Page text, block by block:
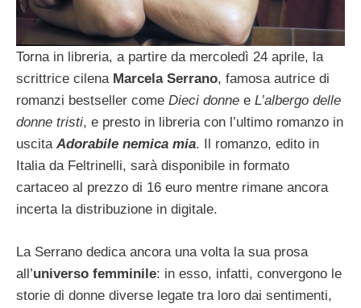
Torna in libreria, a partire da mercoledì 24 aprile, la
scrittrice cilena Marcela Serrano, famosa autrice di
romanzi bestseller come Dieci donne e L’albergo delle
donne tristi, e presto in libreria con l’ultimo romanzo in
uscita Adorabile nemica mia. Il romanzo, edito in
Italia da Feltrinelli, sarà disponibile in formato
cartaceo al prezzo di 16 euro mentre rimane ancora
incerta la distribuzione in digitale.
La Serrano dedica ancora una volta la sua prosa
all’universo femminile: in esso, infatti, convergono le
storie di donne diverse legate tra loro dai sentimenti,